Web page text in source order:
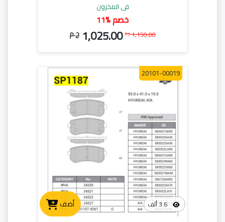
في المخزون
11% خصم
1,150.00 ج.م 1,025.00 ج.م
أضف 3.6 ألف
20101-00019